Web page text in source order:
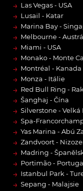
→ Las Vegas - USA
→ Lusail - Katar
→ Marina Bay -
→ Melbourne -
→ Miami - USA
→ Monako - Monte
→ Montréal - Kanada
→ Monza - Itálie
→ Red Bull Ring -
→ Šanghaj - Čína
→ Silverstone -
→ Spa-
→ Yas Marina - Abú
→ Zandvoort -
→ Madring -
→ Portimão -
→ Istanbul Park -
→ Sepang - Malajsie